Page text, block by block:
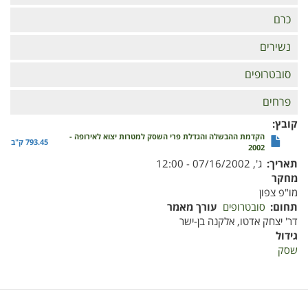
כרם
נשירים
סובטרופים
פרחים
קובץ
הקדמת ההבשלה והגדלת פרי השסק למטרות יצוא לאירופה -
2002
793.45 ק"ב
תאריך ג', 07/16/2002 - 12:00
מחקר
מו"פ צפון
תחום סובטרופים עורך מאמר
דר' יצחק אדטו, אלקנה בן-ישר
גידול
שסק